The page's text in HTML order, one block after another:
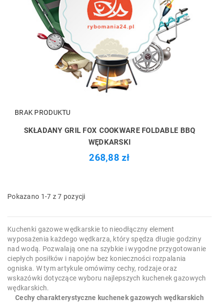
BRAK PRODUKTU
SKŁADANY GRIL FOX COOKWARE FOLDABLE BBQ
WĘDKARSKI
268,88 zł
Pokazano 1-7 z 7 pozycji
Kuchenki gazowe wędkarskie to nieodłączny element
wyposażenia każdego wędkarza, który spędza długie godziny
nad wodą. Pozwalają one na szybkie i wygodne przygotowanie
ciepłych posiłków i napojów bez konieczności rozpalania
ogniska. W tym artykule omówimy cechy, rodzaje oraz
wskazówki dotyczące wyboru najlepszych kuchenek gazowych
wędkarskich.
Cechy charakterystyczne kuchenek gazowych wędkarskich